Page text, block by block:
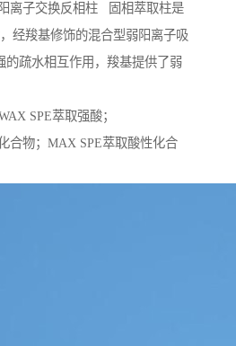
离子交换反相柱 固相萃取柱是
经羧基修饰的混合型弱阳离子吸
的疏水相互作用，羧基提供了弱
SPE萃取强酸；
合物；MAX SPE萃取酸性化合